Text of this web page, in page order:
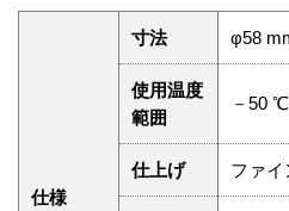
仕様
寸法 φ58
使用温度
範囲
－50
仕上げ ファイ